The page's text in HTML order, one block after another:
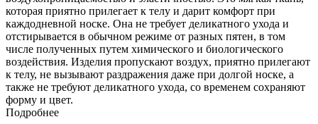
которая приятно прилегает к телу и дарит комфорт при
каждодневной носке. Она не требует деликатного ухода и
отстирывается в обычном режиме от разных пятен, в том
числе полученных путем химического и биологического
воздействия. Изделия пропускают воздух, приятно прилегают
к телу, не вызывают раздражения даже при долгой носке, а
также не требуют деликатного ухода, со временем сохраняют
форму и цвет.
Подробнее